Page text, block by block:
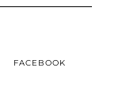
FACEBOOK